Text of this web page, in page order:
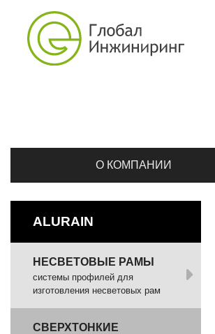
О КОМПАНИИ
ALURAIN
НЕСВЕТОВЫЕ РАМЫ
системы профилей для
изготовления несветовых рам
СВЕРХТОНКИЕ